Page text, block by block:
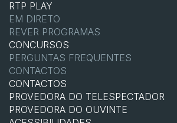
RTP PLAY
EM DIRETO
REVER PROGRAMAS
CONCURSOS
PERGUNTAS FREQUENTES
CONTACTOS
CONTACTOS
PROVEDORA DO TELESPECTADOR
PROVEDORA DO OUVINTE